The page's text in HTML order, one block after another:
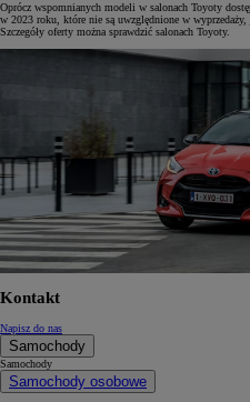
Oprócz wspomnianych modeli w salonach Toyoty
w 2023 roku, które nie są uwzględnione w
Szczegóły oferty można sprawdzić salonach Toyoty.
Kontakt
Napisz do nas
Samochody
Samochody
Samochody osobowe